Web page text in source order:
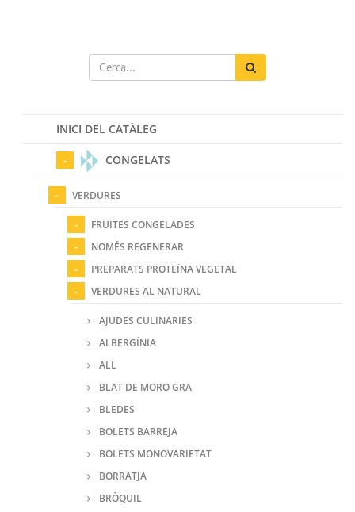
INICI DEL CATÀLEG
CONGELATS
VERDURES
FRUITES CONGELADES
NOMÉS REGENERAR
PREPARATS PROTEÏNA VEGETAL
VERDURES AL NATURAL
AJUDES CULINARIES
ALBERGÍNIA
ALL
BLAT DE MORO GRA
BLEDES
BOLETS BARREJA
BOLETS MONOVARIETAT
BORRATJA
BRÒQUIL